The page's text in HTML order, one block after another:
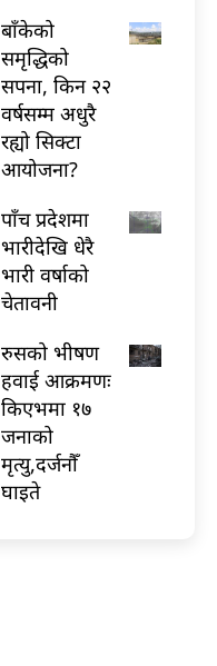
बाँकेको
समृद्धिको
सपना, किन २२
वर्षसम्म अधुरै
रह्यो सिक्टा
आयोजना?
पाँच प्रदेशमा
भारीदेखि धेरै
भारी वर्षाको
चेतावनी
रुसको भीषण
हवाई आक्रमणः
किएभमा १७
जनाको
मृत्यु,दर्जनौँ
घाइते